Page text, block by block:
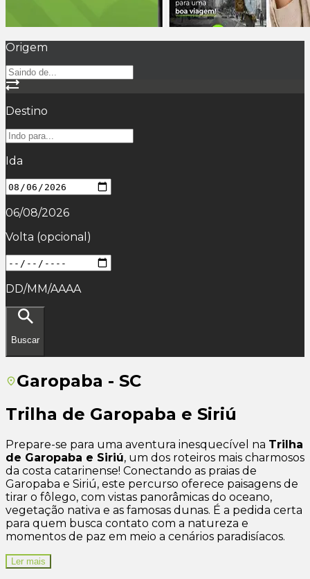
Origem
Destino
Ida
06/08/2026
Volta (opcional)
DD/MM/AAAA
Buscar
Garopaba - SC
Trilha de Garopaba e Siriú
Prepare-se para uma aventura inesquecível na Trilha
de Garopaba e Siriú, um dos roteiros mais charmosos
da costa catarinense! Conectando as praias de
Garopaba e Siriú, este percurso oferece paisagens de
tirar o fôlego, com vistas panorâmicas do oceano,
vegetação nativa e as famosas dunas. É a pedida certa
para quem busca contato com a natureza e
momentos de paz em meio a cenários paradisíacos.
Ler mais